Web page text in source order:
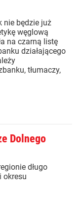
nie będzie już
węglową
na czarną listę
działającego
tłumaczy,
Dolnego
długo
okresu